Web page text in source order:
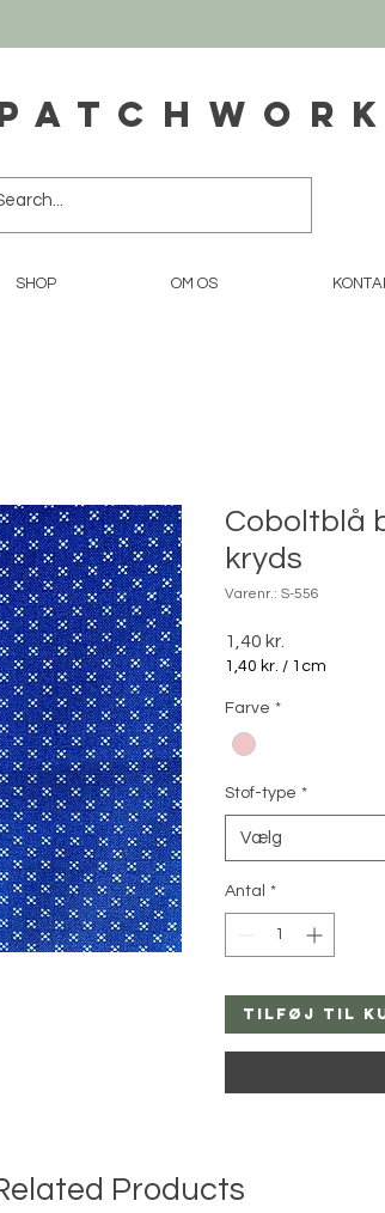
SHOP OM OS
Coboltblå
kryds
Varenr.: S-556
1,40 kr.
1,40 kr. / 1cm
pr.
1
Centimeter
Farve *
Stof-type *
Vælg
Antal *
Tilføj til
Products